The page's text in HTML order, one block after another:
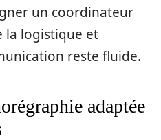
un coordinateur
la logistique et
reste fluide.
adaptée